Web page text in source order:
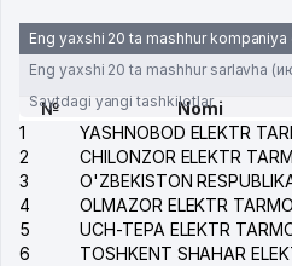
Eng yaxshi 20 ta mashhur
Eng yaxshi 20 ta mashhur sarlavha
Saytdagi yangi tashkilotlar
№
Nomi
1
2
3
4
5
6